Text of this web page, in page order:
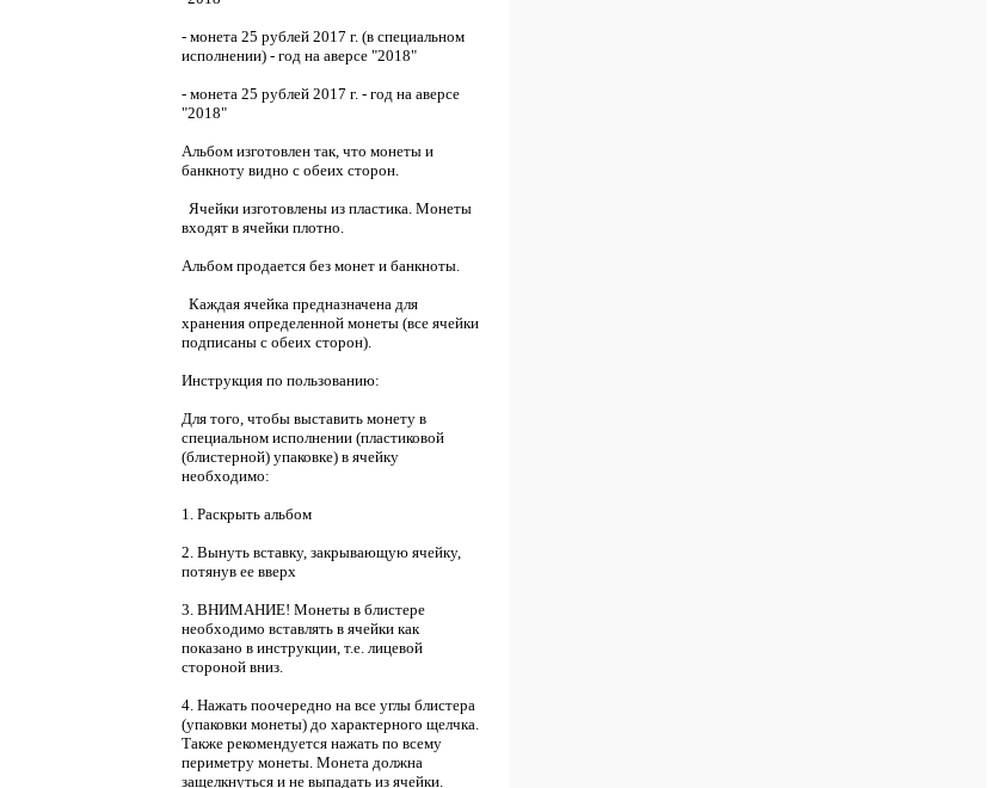
- монета 25 рублей 2017 г. (в специальном
исполнении) - год на аверсе "2018"
- монета 25 рублей 2017 г. - год на аверсе
"2018"
Альбом изготовлен так, что монеты и
банкноту видно с обеих сторон.
Ячейки изготовлены из пластика. Монеты
входят в ячейки плотно.
Альбом продается без монет и банкноты.
Каждая ячейка предназначена для
хранения определенной монеты (все ячейки
подписаны с обеих сторон).
Инструкция по пользованию:
Для того, чтобы выставить монету в
специальном исполнении (пластиковой
(блистерной) упаковке) в ячейку
необходимо:
1. Раскрыть альбом
2. Вынуть вставку, закрывающую ячейку,
потянув ее вверх
3. ВНИМАНИЕ! Монеты в блистере
необходимо вставлять в ячейки как
показано в инструкции, т.е. лицевой
стороной вниз.
4. Нажать поочередно на все углы блистера
(упаковки монеты) до характерного щелчка.
Также рекомендуется нажать по всему
периметру монеты. Монета должна
защелкнуться и не выпадать из ячейки.